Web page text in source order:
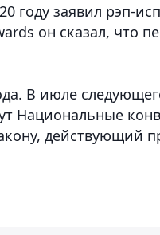
году заявил рэп-
он сказал, что
В июле
Национальные
действующий